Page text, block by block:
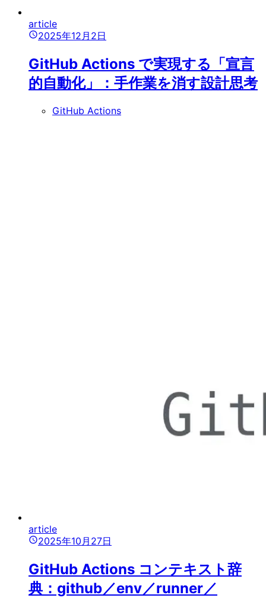
article
2025年12月2日
GitHub Actions で実現する「宣言
的自動化」：手作業を消す設計思考
GitHub Actions
article
2025年10月27日
GitHub Actions コンテキスト辞
典：github／env／runner／